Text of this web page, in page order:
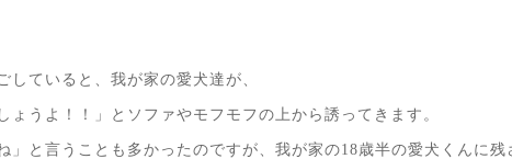
していると、我が家の愛犬達が、
ょうよ！！」とソファやモフモフの上から誘ってきます。
」と言うことも多かったのですが、我が家の18歳半の愛犬くんに